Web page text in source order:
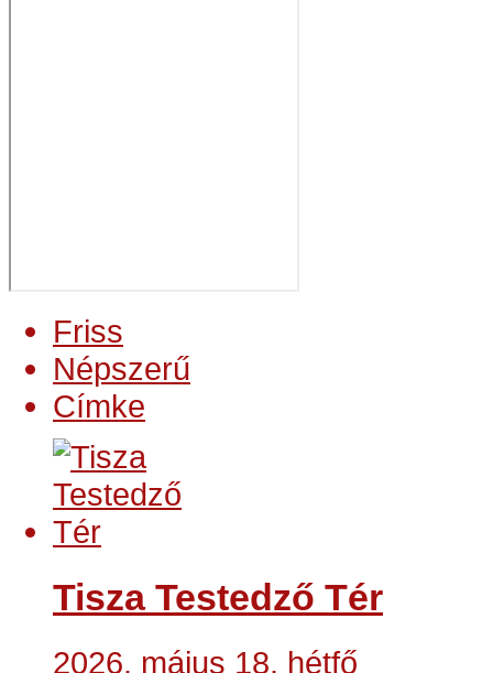
Friss
Népszerű
Címke
Tisza Testedző Tér
2026. május 18. hétfő